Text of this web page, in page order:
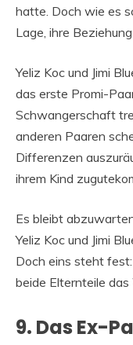
hatte. Doch wie es
Lage, ihre
Yeliz Koc und Jimi
das erste Promi-
Schwangerschaft
anderen Paaren
Differenzen
ihrem Kind
Es bleibt
Yeliz Koc und Jimi
Doch eins steht
beide Elternteile
9. Das Ex-